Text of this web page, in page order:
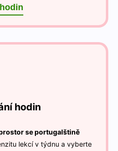
hodin
se portugalštině
lekcí v týdnu a vyberte